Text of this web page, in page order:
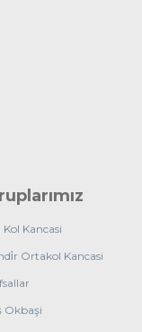
Kancasi
Ortakol Kancasi
Okbaşi